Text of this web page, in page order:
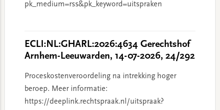
pk_medium=rss&pk_keyword=uitspraken
ECLI:NL:GHARL:2026:4634 Gerechtshof
Arnhem-Leeuwarden, 14-07-2026, 24/292
Proceskostenveroordeling na intrekking hoger
beroep. Meer informatie:
https://deeplink.rechtspraak.nl/uitspraak?